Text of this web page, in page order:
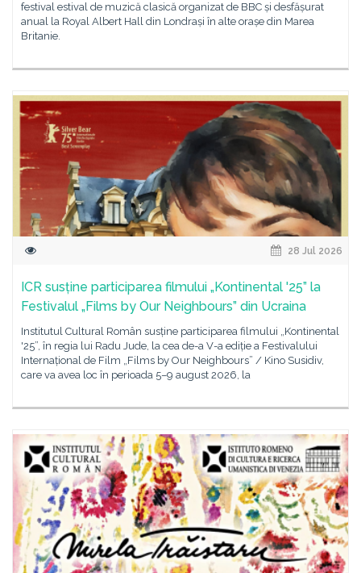
festival estival de muzică clasică organizat de BBC și desfășurat
anual la Royal Albert Hall din Londrași în alte orașe din Marea
Britanie.
28 Jul 2026
ICR susține participarea filmului „Kontinental '25” la
Festivalul „Films by Our Neighbours” din Ucraina
Institutul Cultural Român susține participarea filmului „Kontinental
'25”, în regia lui Radu Jude, la cea de-a V-a ediție a Festivalului
Internațional de Film „Films by Our Neighbours” / Kino Susidiv,
care va avea loc în perioada 5–9 august 2026, la